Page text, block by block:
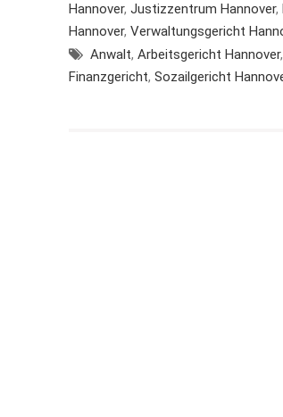
Hannover, Justizzentrum Hannover,
Hannover, Verwaltungsgericht
Anwalt, Arbeitsgericht Hannover,
Finanzgericht, Sozailgericht